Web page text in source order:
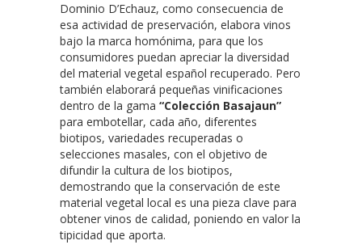
Dominio D’Echauz, como consecuencia de
esa actividad de preservación, elabora vinos
bajo la marca homónima, para que los
consumidores puedan apreciar la diversidad
del material vegetal español recuperado. Pero
también elaborará pequeñas vinificaciones
dentro de la gama “Colección Basajaun”
para embotellar, cada año, diferentes
biotipos, variedades recuperadas o
selecciones masales, con el objetivo de
difundir la cultura de los biotipos,
demostrando que la conservación de este
material vegetal local es una pieza clave para
obtener vinos de calidad, poniendo en valor la
tipicidad que aporta.